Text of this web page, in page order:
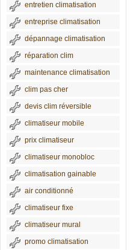
entretien climatisation
entreprise climatisation
dépannage climatisation
réparation clim
maintenance climatisation
clim pas cher
devis clim réversible
climatiseur mobile
prix climatiseur
climatiseur monobloc
climatisation gainable
air conditionné
climatiseur fixe
climatiseur mural
promo climatisation